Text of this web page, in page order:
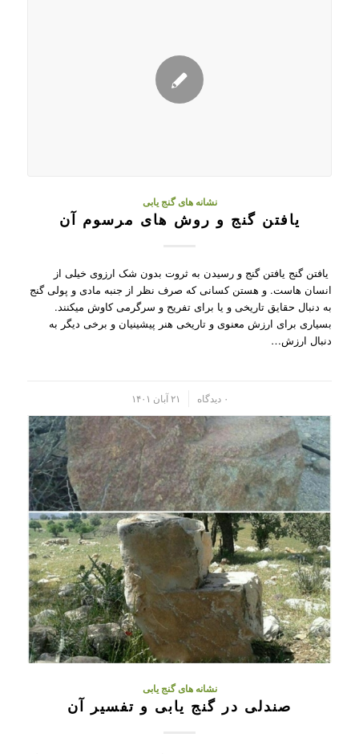
نشانه های گنج یابی
یافتن گنج و روش های مرسوم آن
یافتن گنج یافتن گنج و رسیدن به ثروت بدون شک ارزوی خیلی از
انسان هاست. و هستن کسانی که صرف نظر از جنبه مادی و پولی گنج
به دنبال حقایق تاریخی و یا برای تفریح و سرگرمی کاوش میکنند.
بسیاری برای ارزش معنوی و تاریخی هنر پیشینیان و برخی دیگر به
دنبال ارزش…
۰ دیدگاه ۲۱ آبان ۱۴۰۱
نشانه های گنج یابی
صندلی در گنج یابی و تفسیر آن